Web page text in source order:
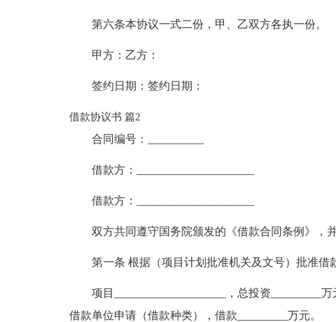
第六条本协议一式二份，甲、乙双方各执一份。
甲方：乙方：
签约日期：签约日期：
借款协议书 篇2
合同编号：__________
借款方：_____________________
借款方：_____________________
双方共同遵守国务院颁发的《借款合同条例》，
第一条 根据（项目计划批准机关及文号）批准借
项目____________________，总投资_________
借款单位申请（借款种类），借款_________万元。